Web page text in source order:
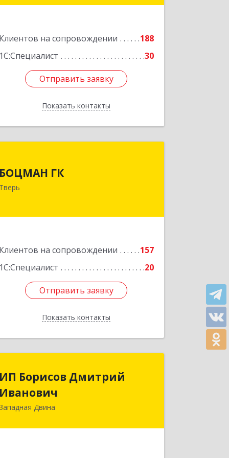
Клиентов на сопровождении
188
1С:Специалист
30
Отправить заявку
Показать контакты
Подробнее
Отправить заявку
Назад
БОЦМАН ГК
Тверь
Клиентов на сопровождении
157
1С:Специалист
20
Отправить заявку
Показать контакты
170100, Тверская обл, Тверь г, Лидии
Подробнее
Отправить заявку
Назад
ИП Борисов Дмитрий
Иванович
Двина
ИП Борисов Дмитрий
Иванович